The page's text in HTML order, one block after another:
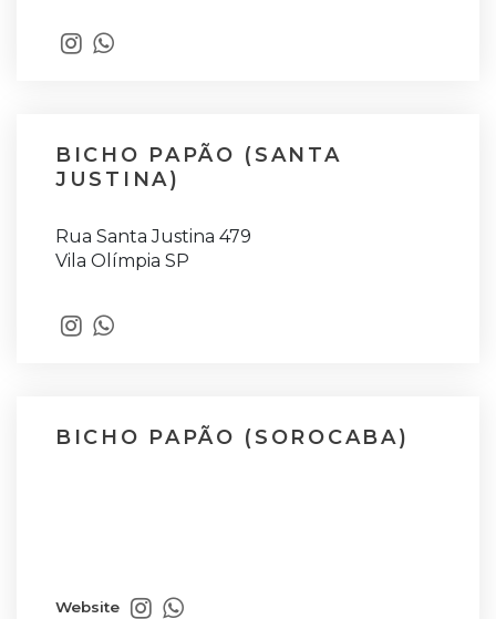
BICHO PAPÃO (SANTA
JUSTINA)
Rua Santa Justina 479
Vila Olímpia SP
BICHO PAPÃO (SOROCABA)
Website